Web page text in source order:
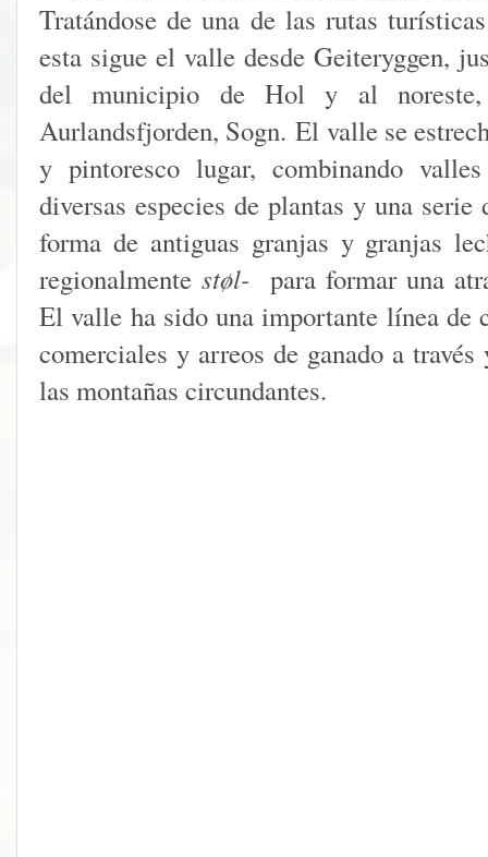
Tratándose de una de las rutas
esta sigue el valle desde Geiteryggen,
del municipio de Hol y al noreste,
Aurlandsfjorden, Sogn. El valle se
y pintoresco lugar, combinando
diversas especies de plantas y una
forma de antiguas granjas y granjas
regionalmente støl- para formar una
El valle ha sido una importante línea de
comerciales y arreos de ganado a
las montañas circundantes.